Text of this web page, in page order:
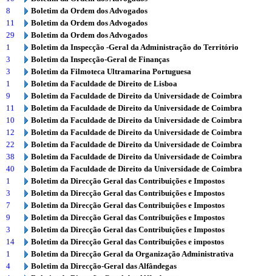
8
Boletim da Ordem dos Advogados
11
Boletim da Ordem dos Advogados
29
Boletim da Ordem dos Advogados
1
Boletim da Inspecção -Geral da Administração do Território
3
Boletim da Inspecção-Geral de Finanças
3
Boletim da Filmoteca Ultramarina Portuguesa
1
Boletim da Faculdade de Direito de Lisboa
9
Boletim da Faculdade de Direito da Universidade de Coimbra
11
Boletim da Faculdade de Direito da Universidade de Coimbra
10
Boletim da Faculdade de Direito da Universidade de Coimbra
12
Boletim da Faculdade de Direito da Universidade de Coimbra
22
Boletim da Faculdade de Direito da Universidade de Coimbra
38
Boletim da Faculdade de Direito da Universidade de Coimbra
40
Boletim da Faculdade de Direito da Universidade de Coimbra
1
Boletim da Direcção Geral das Contribuições e Impostos
3
Boletim da Direcção Geral das Contribuições e Impostos
7
Boletim da Direcção Geral das Contribuições e Impostos
9
Boletim da Direcção Geral das Contribuições e Impostos
3
Boletim da Direcção Geral das Contribuições e Impostos
14
Boletim da Direcção Geral das Contribuições e impostos
1
Boletim da Direcção Geral da Organização Administrativa
4
Boletim da Direcção-Geral das Alfândegas